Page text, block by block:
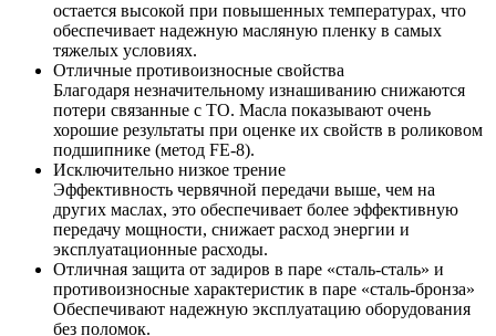
остается высокой при повышенных температурах, что
обеспечивает надежную масляную пленку в самых
тяжелых условиях.
Отличные противоизносные свойства
Благодаря незначительному изнашиванию снижаются
потери связанные с ТО. Масла показывают очень
хорошие результаты при оценке их свойств в роликовом
подшипнике (метод FE-8).
Исключительно низкое трение
Эффективность червячной передачи выше, чем на
других маслах, это обеспечивает более эффективную
передачу мощности, снижает расход энергии и
эксплуатационные расходы.
Отличная защита от задиров в паре «сталь-сталь» и
противоизносные характеристик в паре «сталь-бронза»
Обеспечивают надежную эксплуатацию оборудования
без поломок.